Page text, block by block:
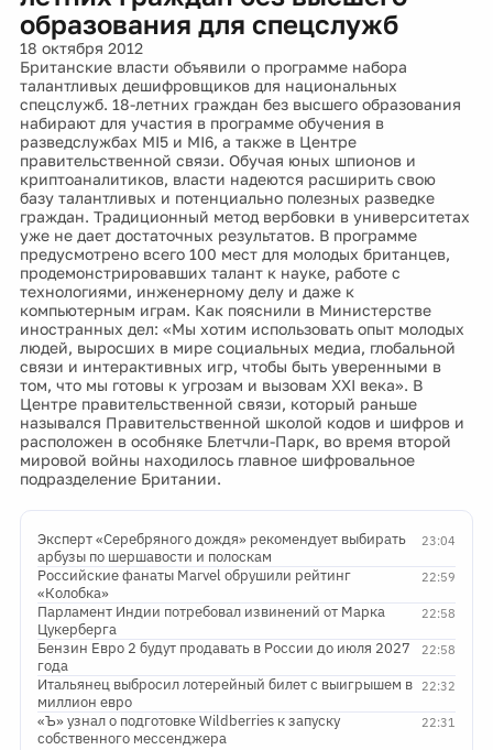
образования для спецслужб
18 октября 2012
Британские власти объявили о программе набора
талантливых дешифровщиков для национальных
спецслужб. 18-летних граждан без высшего образования
набирают для участия в программе обучения в
разведслужбах MI5 и MI6, а также в Центре
правительственной связи. Обучая юных шпионов и
криптоаналитиков, власти надеются расширить свою
базу талантливых и потенциально полезных разведке
граждан. Традиционный метод вербовки в университетах
уже не дает достаточных результатов. В программе
предусмотрено всего 100 мест для молодых британцев,
продемонстрировавших талант к науке, работе с
технологиями, инженерному делу и даже к
компьютерным играм. Как пояснили в Министерстве
иностранных дел: «Мы хотим использовать опыт молодых
людей, выросших в мире социальных медиа, глобальной
связи и интерактивных игр, чтобы быть уверенными в
том, что мы готовы к угрозам и вызовам XXI века». В
Центре правительственной связи, который раньше
назывался Правительственной школой кодов и шифров и
расположен в особняке Блетчли-Парк, во время второй
мировой войны находилось главное шифровальное
подразделение Британии.
23:04
Эксперт «Серебряного дождя» рекомендует выбирать
арбузы по шершавости и полоскам
22:59
Российские фанаты Marvel обрушили рейтинг
«Колобка»
22:58
Парламент Индии потребовал извинений от Марка
Цукерберга
22:58
Бензин Евро 2 будут продавать в России до июля 2027
года
22:32
Итальянец выбросил лотерейный билет с выигрышем в
миллион евро
22:31
«Ъ» узнал о подготовке Wildberries к запуску
собственного мессенджера